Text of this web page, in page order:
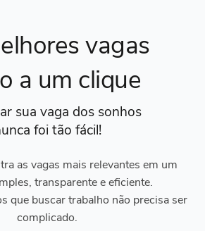
vagas
a um clique
sua vaga dos sonhos
foi tão fácil!
as vagas mais relevantes em um
transparente e eficiente.
que buscar trabalho não precisa ser
complicado.